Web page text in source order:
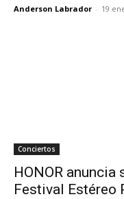
Anderson Labrador - 19
Conciertos
HONOR
Festival Estéreo